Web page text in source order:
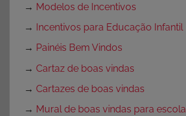
→ Modelos de Incentivos
→ Incentivos para Educação Infantil
→ Painéis Bem Vindos
→ Cartaz de boas vindas
→ Cartazes de boas vindas
→ Mural de boas vindas para escola